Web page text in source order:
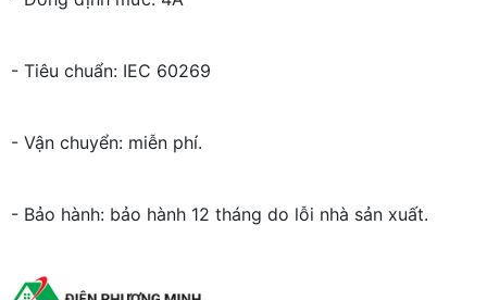
- Tiêu chuẩn: IEC 60269
- Vận chuyển: miễn phí.
- Bảo hành: bảo hành 12 tháng do lỗi nhà sản xuất.